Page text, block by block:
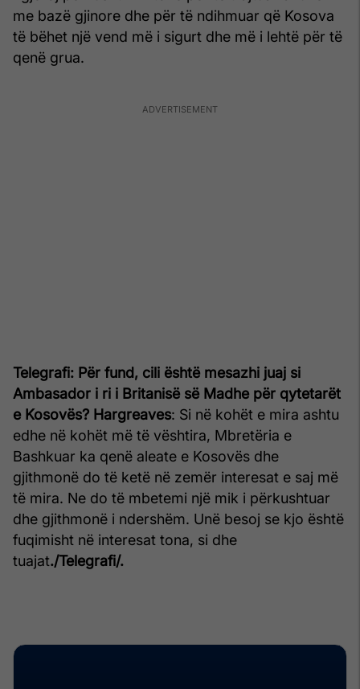
me bazë gjinore dhe për të ndihmuar që Kosova
të bëhet një vend më i sigurt dhe më i lehtë për të
qenë grua.
Telegrafi: Për fund, cili është mesazhi juaj si
Ambasador i ri i Britanisë së Madhe për qytetarët
e Kosovës? Hargreaves: Si në kohët e mira ashtu
edhe në kohët më të vështira, Mbretëria e
Bashkuar ka qenë aleate e Kosovës dhe
gjithmonë do të ketë në zemër interesat e saj më
të mira. Ne do të mbetemi një mik i përkushtuar
dhe gjithmonë i ndershëm. Unë besoj se kjo është
fuqimisht në interesat tona, si dhe
tuajat./Telegrafi/.